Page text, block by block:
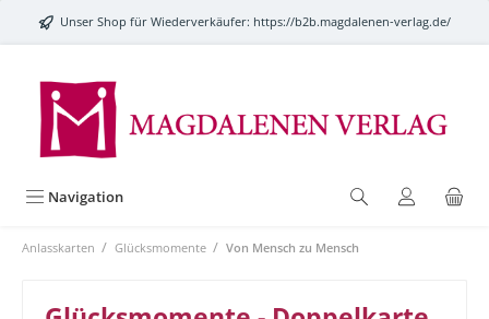
springenUnser Shop für Wiederverkäufer: https://b2b.magdalenen-verlag.de/
Navigation
Anlasskarten / Glücksmomente / Von Mensch zu Mensch